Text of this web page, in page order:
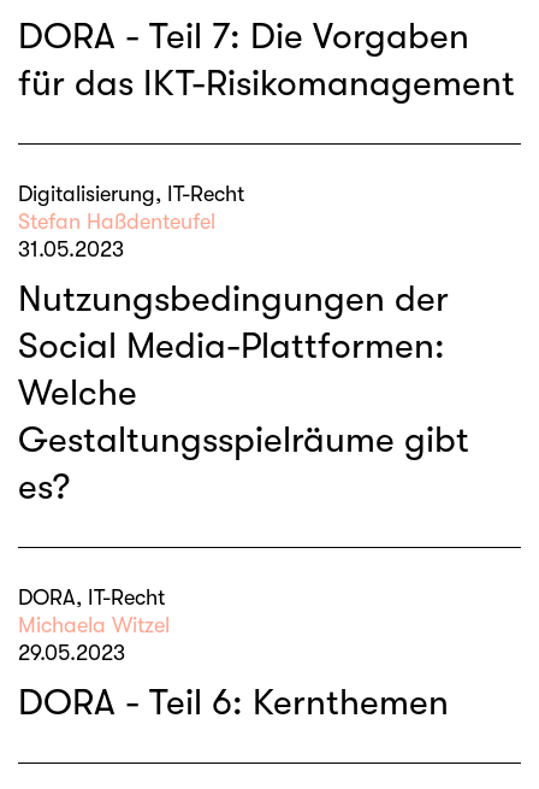
DORA - Teil 7: Die Vorgaben
für das IKT-Risikomanagement
Digitalisierung, IT-Recht
Stefan Haßdenteufel
31.05.2023
Nutzungsbedingungen der
Social Media-Plattformen:
Welche
Gestaltungsspielräume gibt
es?
DORA, IT-Recht
Michaela Witzel
29.05.2023
DORA - Teil 6: Kernthemen